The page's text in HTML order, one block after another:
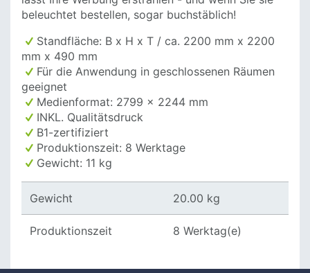
beleuchtet bestellen, sogar buchstäblich!
Standfläche: B x H x T / ca. 2200 mm x 2200
mm x 490 mm
Für die Anwendung in geschlossenen Räumen
geeignet
Medienformat: 2799 x 2244 mm
INKL. Qualitätsdruck
B1-zertifiziert
Produktionszeit: 8 Werktage
Gewicht: 11 kg
Gewicht 20.00 kg
Produktionszeit 8 Werktag(e)